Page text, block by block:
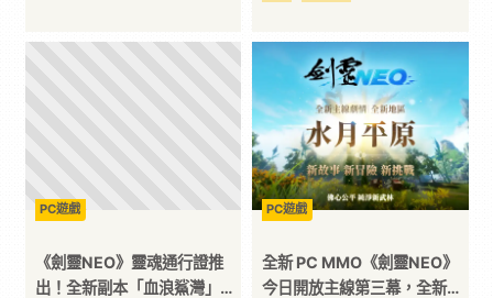
PC遊戲
《劍靈NEO》靈魂通行證推
出！全新副本「血浪鯊灣」挑
PC遊戲
全新 PC MMO《劍靈NEO》
今日開放主線第三幕，全新地